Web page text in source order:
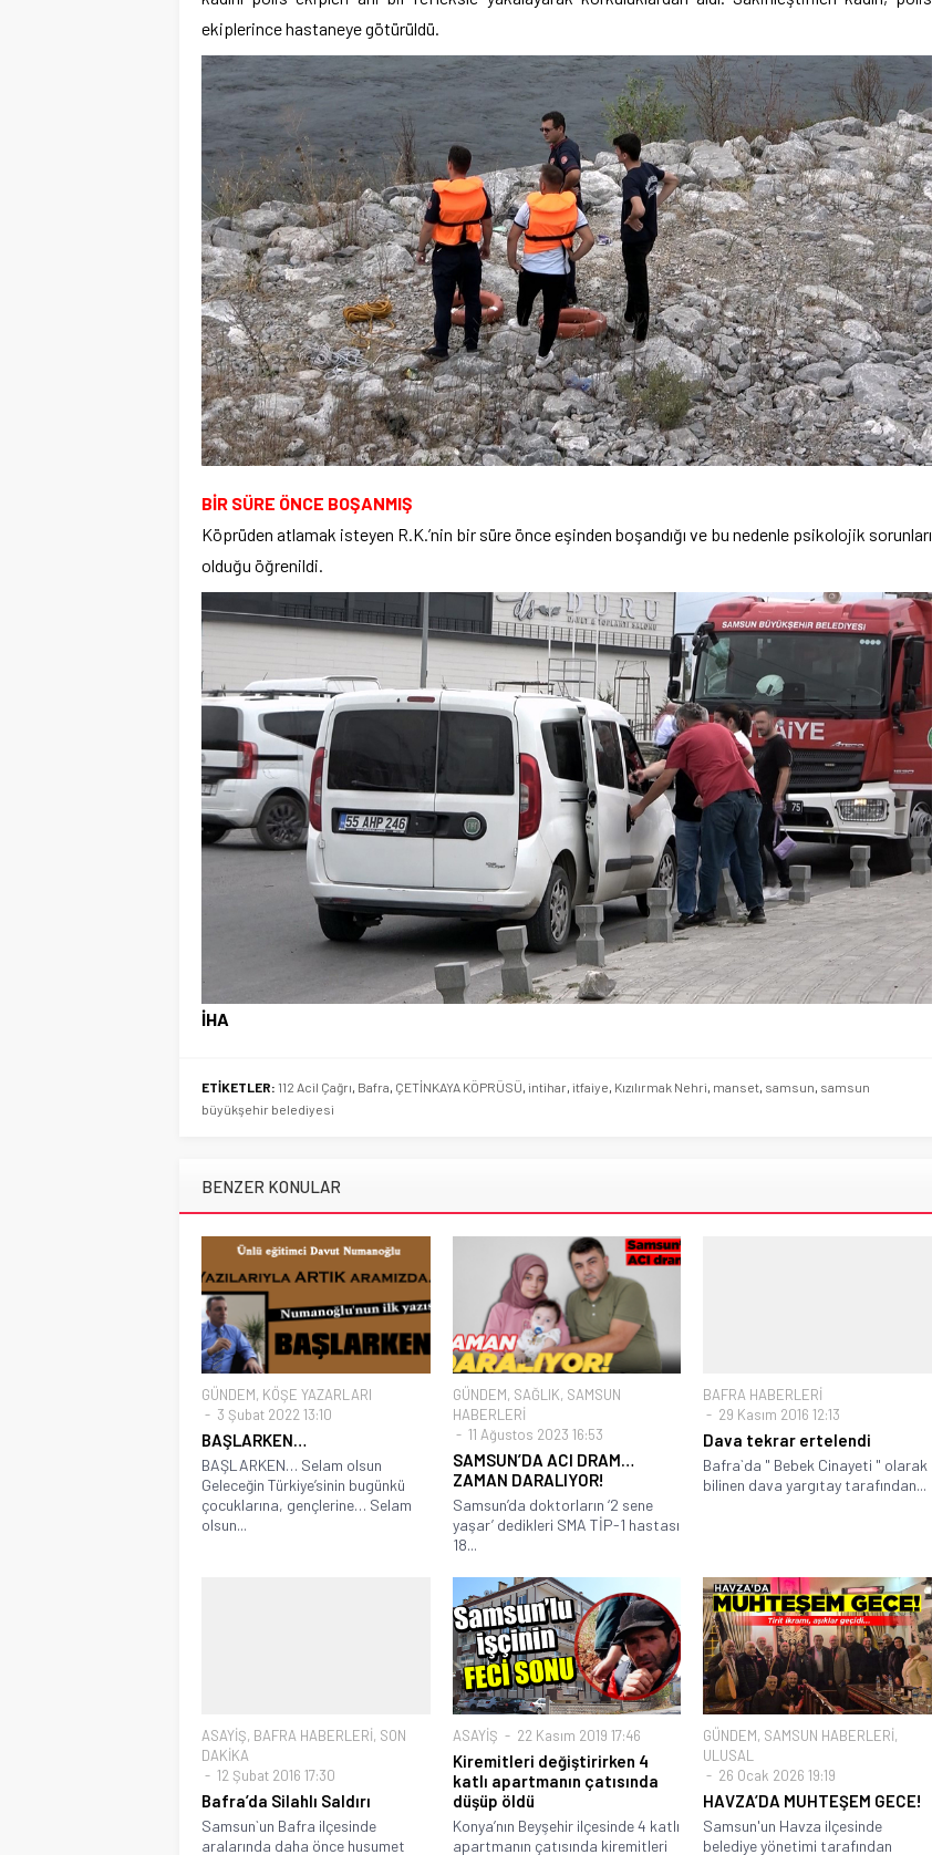
ekiplerince hastaneye götürüldü.
BİR SÜRE ÖNCE BOŞANMIŞ
Köprüden atlamak isteyen R.K.’nin bir süre önce eşinden boşandığı ve bu nedenle psikolojik sorunları
olduğu öğrenildi.
İHA
ETİKETLER: 112 Acil Çağrı, Bafra, ÇETİNKAYA KÖPRÜSÜ, intihar, itfaiye, Kızılırmak Nehri, manset, samsun, samsun
büyükşehir belediyesi
BENZER KONULAR
GÜNDEM, KÖŞE YAZARLARI
3 Şubat 2022 13:10
BAŞLARKEN…
BAŞLARKEN… Selam olsun
Geleceğin Türkiye’sinin bugünkü
çocuklarına, gençlerine… Selam
olsun...
GÜNDEM, SAĞLIK, SAMSUN
HABERLERİ
11 Ağustos 2023 16:53
SAMSUN’DA ACI DRAM…
ZAMAN DARALIYOR!
Samsun’da doktorların ‘2 sene
yaşar’ dedikleri SMA TİP-1 hastası
18...
BAFRA HABERLERİ
29 Kasım 2016 12:13
Dava tekrar ertelendi
Bafra`da " Bebek Cinayeti " olarak
bilinen dava yargıtay tarafından...
ASAYİŞ, BAFRA HABERLERİ, SON
DAKİKA
12 Şubat 2016 17:30
Bafra’da Silahlı Saldırı
Samsun`un Bafra ilçesinde
aralarında daha önce husumet
ASAYİŞ 22 Kasım 2019 17:46
Kiremitleri değiştirirken 4
katlı apartmanın çatısında
düşüp öldü
Konya’nın Beyşehir ilçesinde 4 katlı
apartmanın çatısında kiremitleri
GÜNDEM, SAMSUN HABERLERİ,
ULUSAL
26 Ocak 2026 19:19
HAVZA’DA MUHTEŞEM GECE!
Samsun'un Havza ilçesinde
belediye yönetimi tarafından